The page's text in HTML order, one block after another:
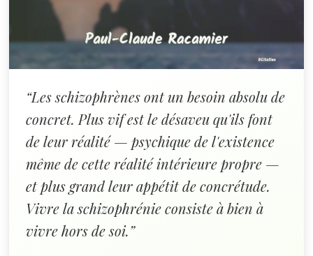
“Les schizophrènes ont un besoin absolu de
concret. Plus vif est le désaveu qu'ils font
de leur réalité — psychique de l'existence
même de cette réalité intérieure propre —
et plus grand leur appétit de concrétude.
Vivre la schizophrénie consiste à bien à
vivre hors de soi.”